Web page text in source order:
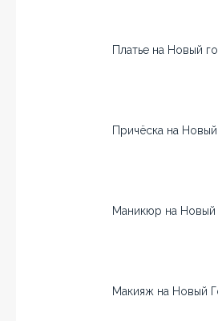
Платье на Новый
Причёска на
Маникюр на Новый
Макияж на Новый